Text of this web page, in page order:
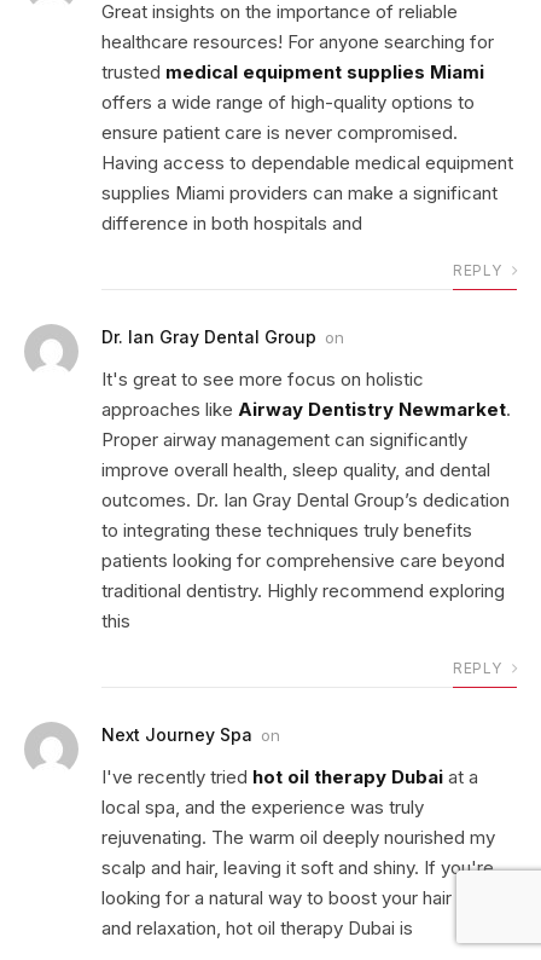
Great insights on the importance of reliable
healthcare resources! For anyone searching for
trusted medical equipment supplies Miami
offers a wide range of high-quality options to
ensure patient care is never compromised.
Having access to dependable medical equipment
supplies Miami providers can make a significant
difference in both hospitals and
REPLY
Dr. Ian Gray Dental Group on
It's great to see more focus on holistic
approaches like Airway Dentistry Newmarket.
Proper airway management can significantly
improve overall health, sleep quality, and dental
outcomes. Dr. Ian Gray Dental Group’s dedication
to integrating these techniques truly benefits
patients looking for comprehensive care beyond
traditional dentistry. Highly recommend exploring
this
REPLY
Next Journey Spa on
I've recently tried hot oil therapy Dubai at a
local spa, and the experience was truly
rejuvenating. The warm oil deeply nourished my
scalp and hair, leaving it soft and shiny. If you're
looking for a natural way to boost your hair health
and relaxation, hot oil therapy Dubai is